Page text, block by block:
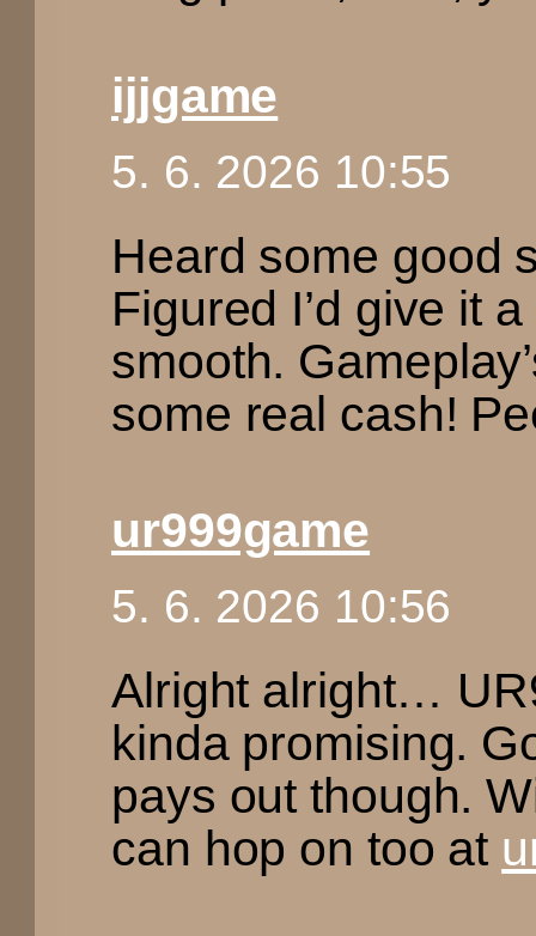
ijjgame
5. 6. 2026 10:55
Heard some good
Figured I’d give it
smooth.
some real cash!
ur999game
5. 6. 2026 10:56
Alright alright…
kinda promising.
pays out though.
can hop on too at